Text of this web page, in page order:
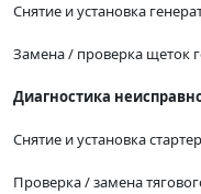
Снятие и установка
Замена / проверка щеток
Диагностика
Снятие и установка
Проверка / замена